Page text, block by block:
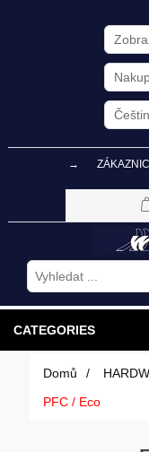
→
CATEGORIES
PC SESTAVY
Domů /
PFC / Eco